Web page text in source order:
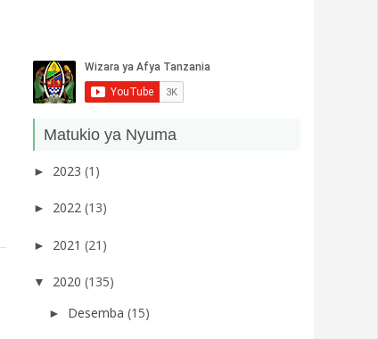
Matukio ya Nyuma
► 2023 (1)
► 2022 (13)
► 2021 (21)
▼ 2020 (135)
► Desemba (15)